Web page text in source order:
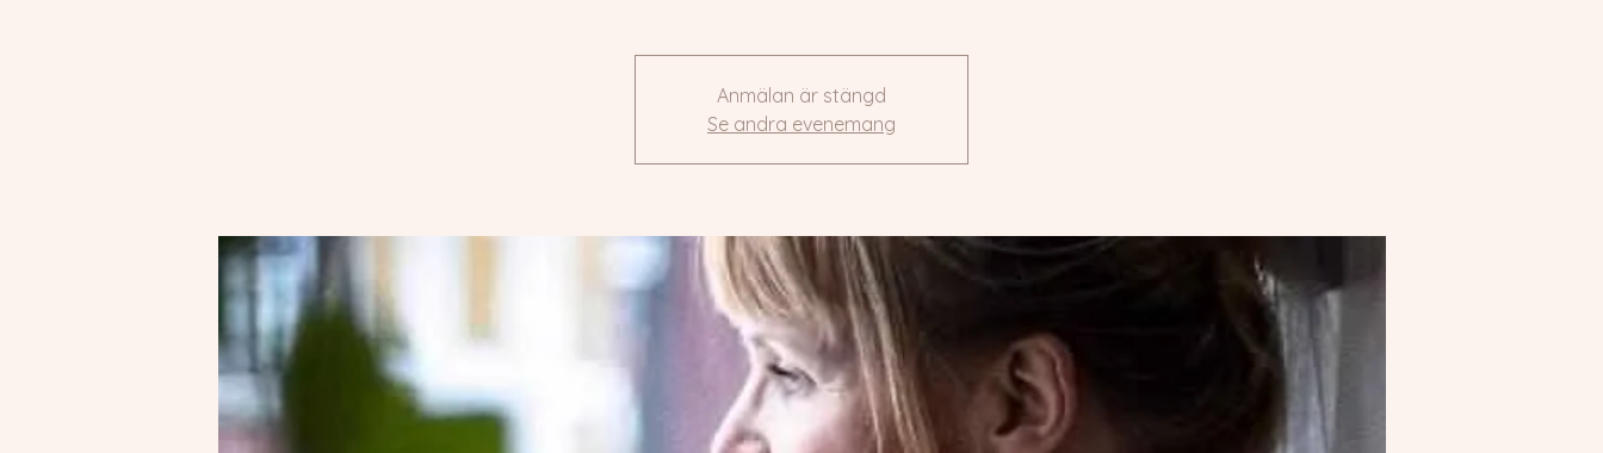
Anmälan är stängd
Se andra evenemang